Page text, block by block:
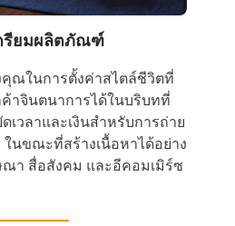
รียมผลิตภัณฑ์
ณในการตั้งค่าสไตล์ชีวิตที่
าจินตนาการได้ในบริบทที่
วลาและเงินสำหรับการถ่าย
นขณะที่สร้างเนื้อหาได้อย่าง
า สื่อสังคม และอีคอมเมิร์ซ